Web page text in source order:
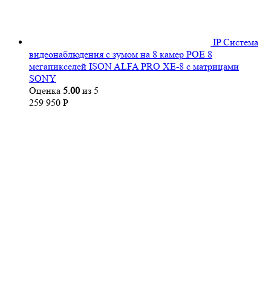
IP Система
видеонаблюдения с зумом на 8 камер POE 8
мегапикселей ISON ALFA PRO XE-8 с матрицами
SONY
Оценка 5.00 из 5
259 950 Р